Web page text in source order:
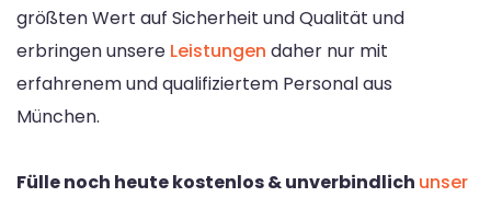
größten Wert auf Sicherheit und Qualität und
erbringen unsere Leistungen daher nur mit
erfahrenem und qualifiziertem Personal aus
München.
Fülle noch heute kostenlos & unverbindlich unser